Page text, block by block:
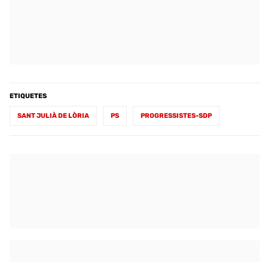
ETIQUETES
SANT JULIÀ DE LÒRIA PS PROGRESSISTES-SDP